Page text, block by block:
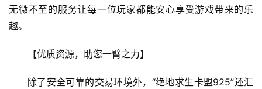
无微不至的服务让每一位玩家都能安心享受游戏带来的乐
趣。
【优质资源，助您一臂之力】
除了安全可靠的交易环境外，“绝地求生卡盟925”还汇